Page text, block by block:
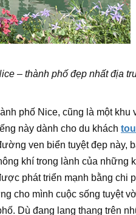
– thành phố đẹp nhất địa
phố Nice, cũng là một khu
này dành cho du khách
ven biển tuyệt đẹp này,
khí trong lành của những
phát triển mạnh bằng chi
cho mình cuộc sống tuyệt
Dù đang lang thang trên